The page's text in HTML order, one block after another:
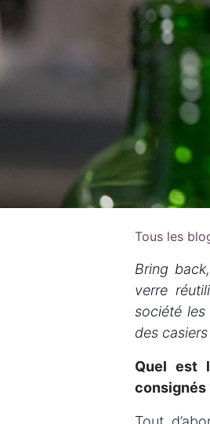
Tous les
Bring
verre
société
des
Quel est
consignés